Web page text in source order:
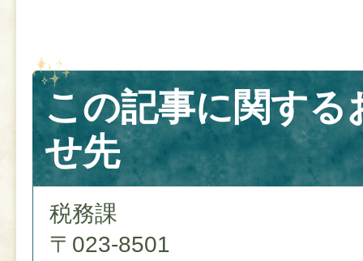
この記事に関する
せ先
税務課
〒023-8501